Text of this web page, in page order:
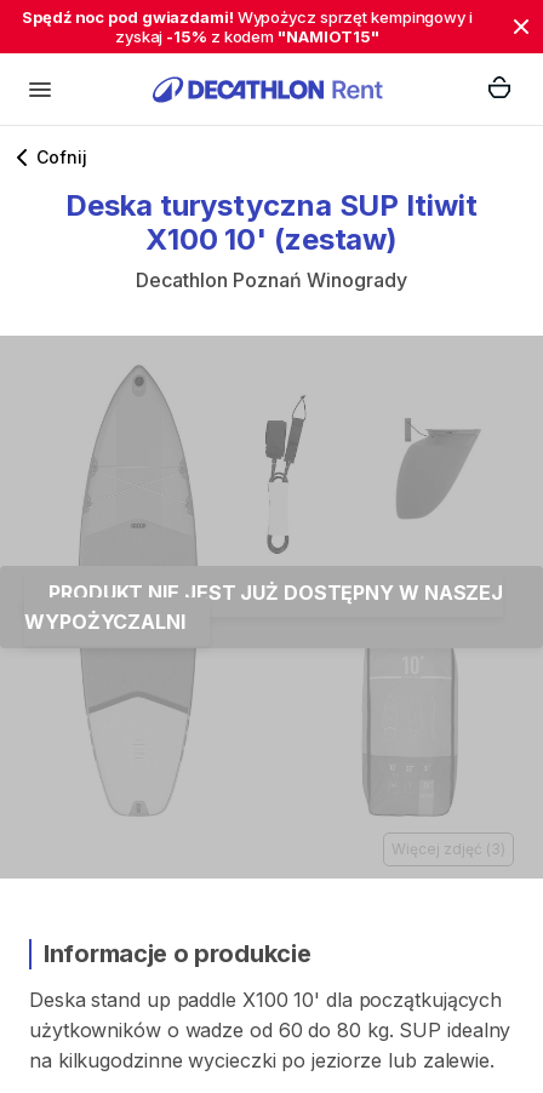
Spędź noc pod gwiazdami! Wypożycz sprzęt kempingowy i
zyskaj -15% z kodem "NAMIOT15"
Cofnij
Deska turystyczna SUP Itiwit
X100 10' (zestaw)
Decathlon Poznań Winogrady
PRODUKT NIE JEST JUŻ DOSTĘPNY W NASZEJ
WYPOŻYCZALNI
Więcej zdjęć ( 3 )
Informacje o produkcie
Deska stand up paddle X100 10' dla początkujących
użytkowników o wadze od 60 do 80 kg. SUP idealny
na kilkugodzinne wycieczki po jeziorze lub zalewie.